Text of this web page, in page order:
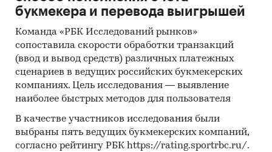
Открытые источники (сайты, порталы)
Сайты компаний
Архивы СМИ
Региональные и федеральные СМИ
Инсайдерские источники
Специализированные аналитические
порталы
букмекера и перевода выигрышей
Команда «РБК Исследований рынков»
сопоставила скорости обработки транзакций
(ввод и вывод средств) различных платежных
сценариев в ведущих российских букмекерских
компаниях. Цель исследования — выявление
наиболее быстрых методов для пользователя
В качестве участников исследования были
выбраны пять ведущих букмекерских компаний,
согласно рейтингу РБК https://rating.sportrbc.ru/.